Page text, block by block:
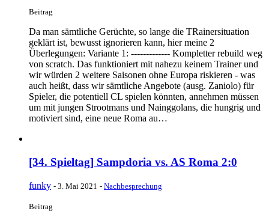
Beitrag
Da man sämtliche Gerüchte, so lange die TRainersituation
geklärt ist, bewusst ignorieren kann, hier meine 2
Überlegungen: Variante 1: ------------- Kompletter rebuild weg
von scratch. Das funktioniert mit nahezu keinem Trainer und
wir würden 2 weitere Saisonen ohne Europa riskieren - was
auch heißt, dass wir sämtliche Angebote (ausg. Zaniolo) für
Spieler, die potentiell CL spielen könnten, annehmen müssen
um mit jungen Strootmans und Nainggolans, die hungrig und
motiviert sind, eine neue Roma au…
[34. Spieltag] Sampdoria vs. AS Roma 2:0
funky - 3. Mai 2021 - Nachbesprechung
Beitrag